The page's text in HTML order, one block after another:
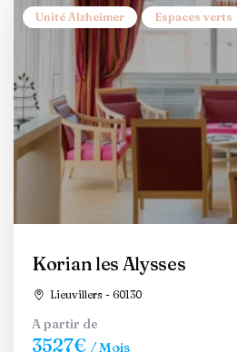
Unité Alzheimer Espaces verts
Korian les Alysses
Lieuvillers - 60130
A partir de
3527€ / Mois